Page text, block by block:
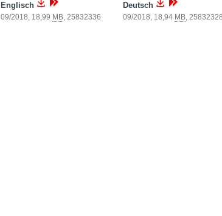
Englisch
09/2018, 18,99 MB, 25832336
Deutsch
09/2018, 18,94 MB, 25832328